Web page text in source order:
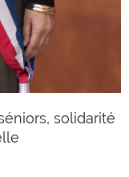
solidarité